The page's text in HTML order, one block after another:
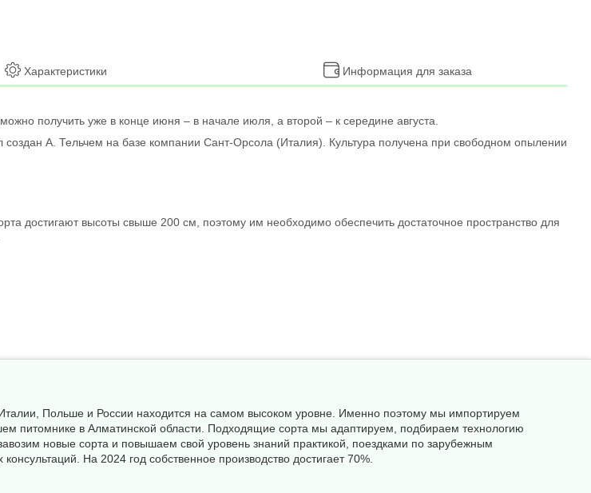
Характеристики Информация для заказа
получить уже в конце июня – в начале июля, а второй – к середине августа.
А. Тельчем на базе компании Сант-Орсола (Италия). Культура получена при свободном опылении
достигают высоты свыше 200 см, поэтому им необходимо обеспечить достаточное пространство для
Польше и России находится на самом высоком уровне. Именно поэтому мы импортируем
питомнике в Алматинской области. Подходящие сорта мы адаптируем, подбираем технологию
новые сорта и повышаем свой уровень знаний практикой, поездками по зарубежным
На 2024 год собственное производство достигает 70%.